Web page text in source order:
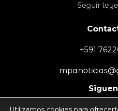
Seguir
+591